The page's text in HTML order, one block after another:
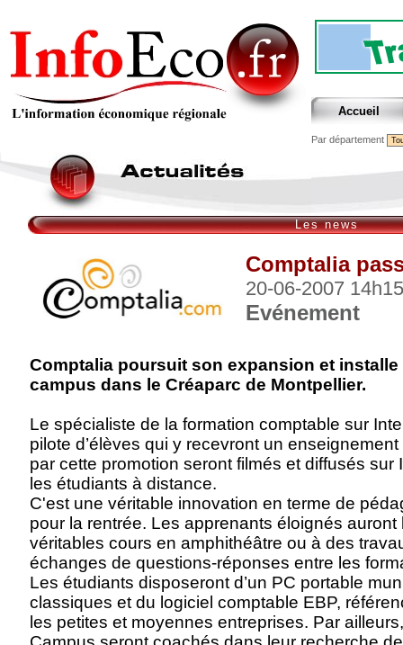
Accueil
Par département
Les news
Comptalia
20-06-2007 14h15
Evénement
Comptalia poursuit son expansion et
campus dans le Créaparc de Montpellier.
Le spécialiste de la formation comptable sur
pilote d’élèves qui y recevront un
par cette promotion seront filmés et diffusés
les étudiants à distance.
C'est une véritable innovation en terme de
pour la rentrée. Les apprenants éloignés auront
véritables cours en amphithéâtre ou à des
échanges de questions-réponses entre les
Les étudiants disposeront d’un PC portable
classiques et du logiciel comptable EBP,
les petites et moyennes entreprises. Par